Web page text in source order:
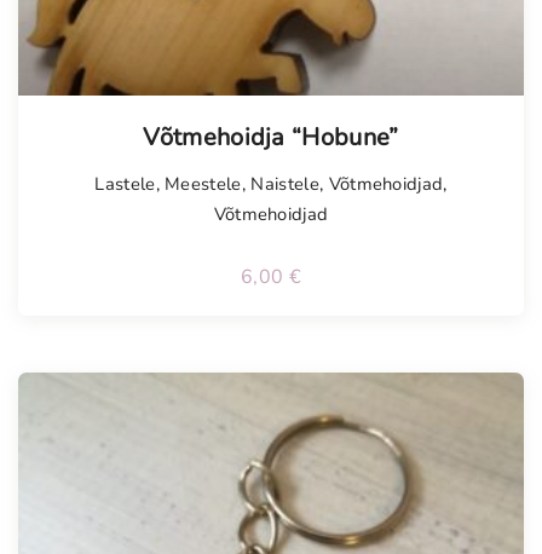
Võtmehoidja “Hobune”
Lastele, Meestele, Naistele, Võtmehoidjad,
Võtmehoidjad
6,00 €